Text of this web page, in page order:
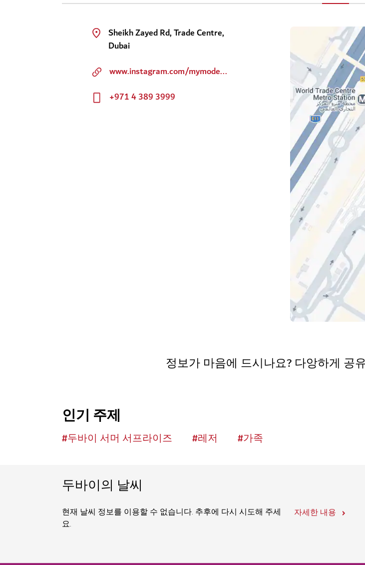
Sheikh Zayed Rd, Trade Centre,
Dubai
www.instagram.com/mymodesh/?hl=en
+971 4 389 3999
정보가 마음에 드시나요? 다앙하게 공
인기 주제
#두바이 서머 서프라이즈 #레저 #가족
두바이의 날씨
현재 날씨 정보를 이용할 수 없습니다. 추후에 다시 시도해 주세
요.
자세한 내용